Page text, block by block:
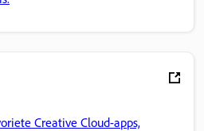
Creative Cloud-apps,